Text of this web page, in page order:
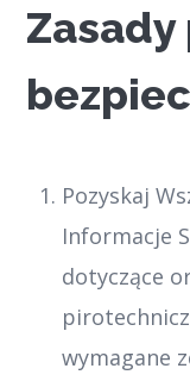
Pozyskaj
Informacje
dotyczące
wymagane